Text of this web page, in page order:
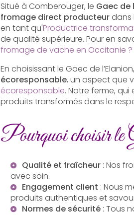
Situé à Comberouger, le Gaec de
fromage direct producteurdans
en tant qu'Productrice
de qualité supérieure. Pour en
fromage de vache en Occitanie ?
En choisissant le Gaec de
écoresponsable, un aspect que
écoresponsable. Notre ferme,
produits transformés dans le
Pourquoi choisir le
Qualité et fraîcheur : Nos
avec soin.
Engagement client : Nous
produits authentiques et
Normes de sécurité : Tous